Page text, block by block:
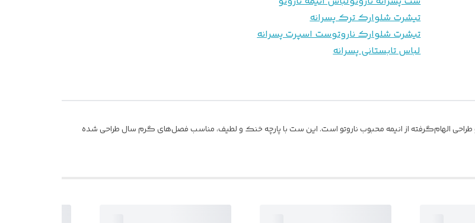
تیشرت شلوارک ترک پسرانه
تیشرت شلوارک ناروتوست اسپرت پسرانه
لباس تابستانی پسرانه
الهام‌گرفته از انیمه محبوب ناروتو است. این ست با پارچه خنک و لطیف، مناسب فصل‌های گرم سال طراحی شده